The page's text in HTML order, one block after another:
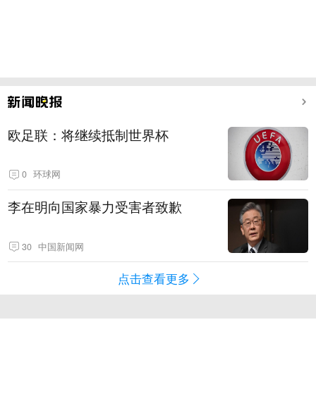
欧足联：将继续抵制世界杯
0 环球网
李在明向国家暴力受害者致歉
30 中国新闻网
点击查看更多